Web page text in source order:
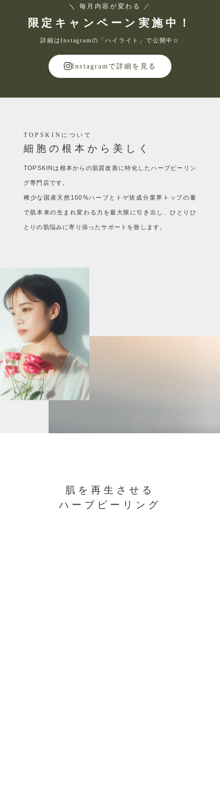
＼ 毎月内容が変わる ／
限定キャンペーン実施中！
詳細はInstagramの「ハイライト」で公開中☆
Instagramで詳細を見る
TOPSKINについて
細胞の根本から美しく
TOPSKINは根本からの肌質改善に特化したハーブピーリン
グ専門店です。
稀少な国産天然100%ハーブとトゲ状成分業界トップの量
で肌本来の生まれ変わる力を最大限に引き出し、ひとりひ
とりの肌悩みに寄り添ったサポートを致します。
肌を再生させる
ハーブピーリング